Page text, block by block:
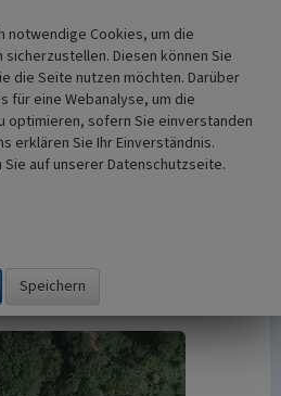
Inhalt ist urheberrechtlich
Medien unterliegen
urheberrechtlichen
ausgewiesen sind.
In: KuLaDig,
URL:
Objektansicht/A-NF-
7. August 2026)
notwendige Cookies, um die
Diesen können Sie
die Seite nutzen möchten. Darüber
für eine Webanalyse, um die
optimieren, sofern Sie einverstanden
erklären Sie Ihr Einverständnis.
auf unserer Datenschutzseite.